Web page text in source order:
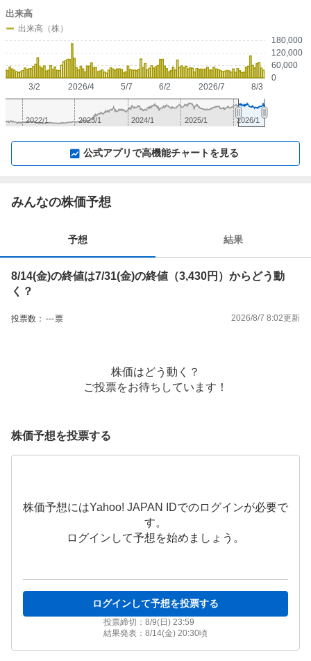
0
60,000
120,000
180,000
2026/4 2026/7
3/2 5/7 6/2 8/3
出来高
出来高（株）
2023/1 2025/1
2022/1 2024/1 2026/1
公式アプリで高機能チャートを見る
みんなの株価予想
予想 結果
8/14(金)の終値は7/31(金)の終値（3,430円）からどう動
く？
投票数： ---票 2026/8/7 8:02更新
株価はどう動く？
ご投票をお待ちしています！
株価予想を投票する
株価予想にはYahoo! JAPAN IDでのログインが必要で
す。
ログインして予想を始めましょう。
ログインして予想を投票する
投票締切： 8/9(日) 23:59
結果発表： 8/14(金) 20:30頃